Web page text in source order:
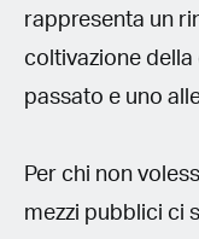
rappresenta un
coltivazione della
passato e uno
Per chi non
mezzi pubblici ci